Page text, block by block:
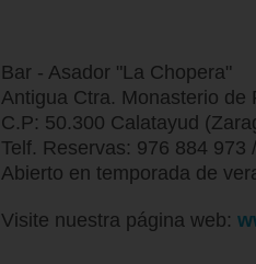
Bar - Asador "La Chopera"
Antigua Ctra. Monasterio de
C.P: 50.300 Calatayud
Telf. Reservas: 976 884 973
Abierto en temporada de
Visite nuestra página web: